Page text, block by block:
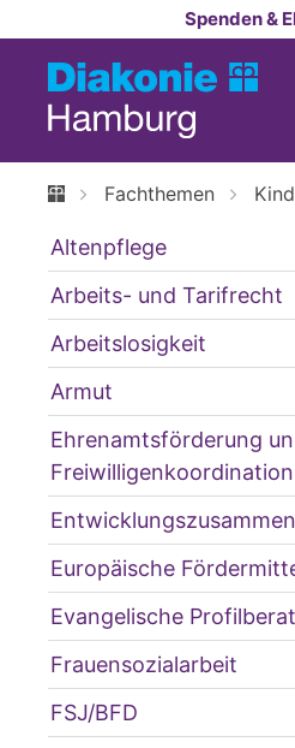
Zum Inhalt springenSpenden &
Fachthemen
Altenpflege
Arbeits- und Tarifrecht
Arbeitslosigkeit
Armut
Ehrenamtsförderung
Freiwilligenkoordination
Europäische
Evangelische
Frauensozialarbeit
FSJ/BFD